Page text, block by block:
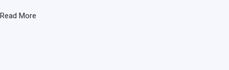
Read More